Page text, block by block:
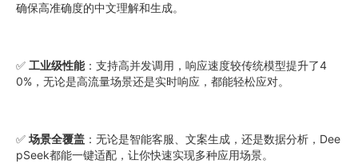
确保高准确度的中文理解和生成。
✅ 工业级性能：支持高并发调用，响应速度较传统模型提升了4
0%，无论是高流量场景还是实时响应，都能轻松应对。
✅ 场景全覆盖 ：无论是智能客服、文案生成，还是数据分析，Dee
pSeek都能一键适配，让你快速实现多种应用场景。